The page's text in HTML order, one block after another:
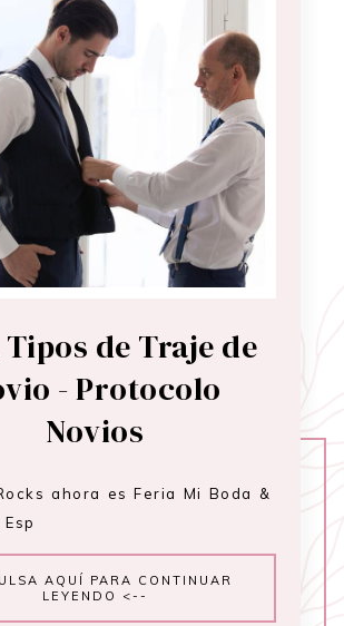
Tipos de Traje de
- Protocolo
Novios
ahora es Feria Mi Boda &
AQUÍ PARA CONTINUAR
LEYENDO <--